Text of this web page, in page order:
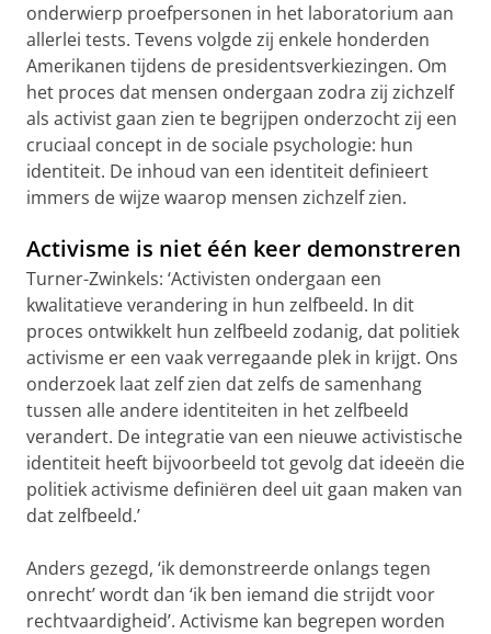
onderwierp proefpersonen in het laboratorium aan
allerlei tests. Tevens volgde zij enkele honderden
Amerikanen tijdens de presidentsverkiezingen. Om
het proces dat mensen ondergaan zodra zij zichzelf
als activist gaan zien te begrijpen onderzocht zij een
cruciaal concept in de sociale psychologie: hun
identiteit. De inhoud van een identiteit definieert
immers de wijze waarop mensen zichzelf zien.
Activisme is niet één keer demonstreren
Turner-Zwinkels: ‘Activisten ondergaan een
kwalitatieve verandering in hun zelfbeeld. In dit
proces ontwikkelt hun zelfbeeld zodanig, dat politiek
activisme er een vaak verregaande plek in krijgt. Ons
onderzoek laat zelf zien dat zelfs de samenhang
tussen alle andere identiteiten in het zelfbeeld
verandert. De integratie van een nieuwe activistische
identiteit heeft bijvoorbeeld tot gevolg dat ideeën die
politiek activisme definiëren deel uit gaan maken van
dat zelfbeeld.’
Anders gezegd, ‘ik demonstreerde onlangs tegen
onrecht’ wordt dan ‘ik ben iemand die strijdt voor
rechtvaardigheid’. Activisme kan begrepen worden